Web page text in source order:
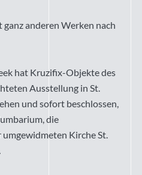
anderen Werken nach
hat Kruzifix-Objekte des
Ausstellung in St.
und sofort beschlossen,
die
Kirche St.